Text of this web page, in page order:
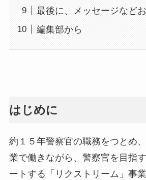
最後に、メッセージなど
編集部から
はじめに
約１５年警察官の職務をつとめ
業で働きながら、警察官を目指
ートする「リクストリーム」事